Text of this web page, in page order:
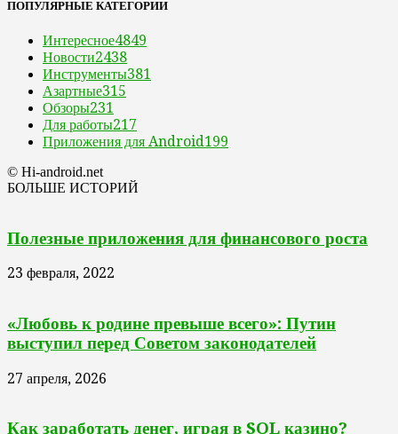
ПОПУЛЯРНЫЕ КАТЕГОРИИ
Интересное4849
Новости2438
Инструменты381
Азартные315
Обзоры231
Для работы217
Приложения для Android199
© Hi-android.net
БОЛЬШЕ ИСТОРИЙ
Полезные приложения для финансового роста
23 февраля, 2022
«Любовь к родине превыше всего»: Путин
выступил перед Советом законодателей
27 апреля, 2026
Как заработать денег, играя в SOL казино?